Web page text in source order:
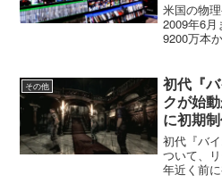
米国の物
2009年6
9200万本
間には
2億5500
その他
初代『
クが始
に初期
初代『バ
ついて、
年近く前